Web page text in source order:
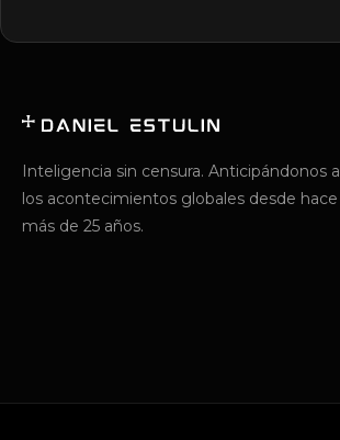
Inteligencia sin censura. Anticipándonos a
los acontecimientos globales desde hace
más de 25 años.